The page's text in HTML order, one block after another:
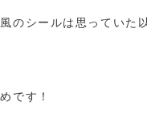
のシールは思っていた
です！